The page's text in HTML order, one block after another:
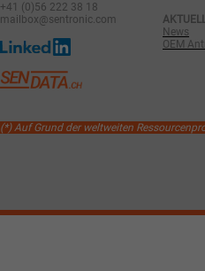
+41 (0)56 222 38 18
mailbox@sentronic.com
News
OEM
(*) Auf Grund der weltweiten